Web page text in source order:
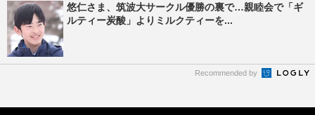
悠仁さま、筑波大サークル優勝の裏で…親睦会で「ギ
ルティー炭酸」よりミルクティーを...
Recommended by